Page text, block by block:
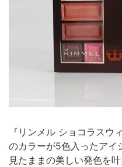
『リンメル ショコラスウ
のカラーが5色入ったアイ
見たままの美しい発色を叶